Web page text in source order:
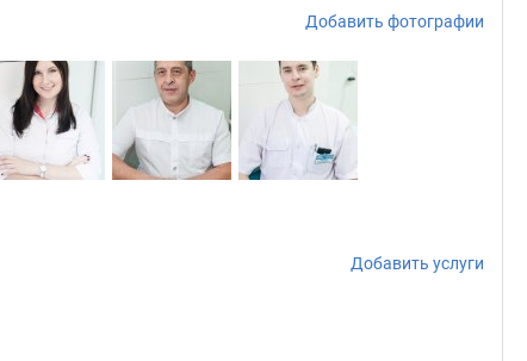
Добавить фотографии
Добавить услуги